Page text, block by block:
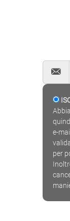
e-
per